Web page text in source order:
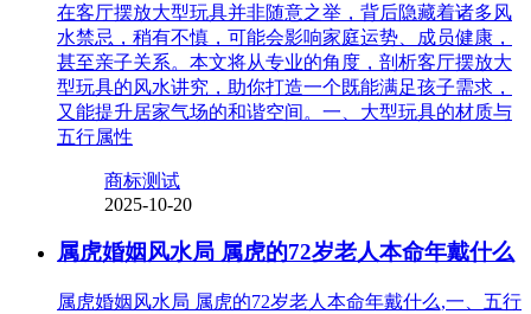
在客厅摆放大型玩具并非随意之举，背后隐藏着诸多风
水禁忌，稍有不慎，可能会影响家庭运势、成员健康，
甚至亲子关系。本文将从专业的角度，剖析客厅摆放大
型玩具的风水讲究，助你打造一个既能满足孩子需求，
又能提升居家气场的和谐空间。一、大型玩具的材质与
五行属性
商标测试
2025-10-20
属虎婚姻风水局 属虎的72岁老人本命年戴什么
属虎婚姻风水局 属虎的72岁老人本命年戴什么,一、五行